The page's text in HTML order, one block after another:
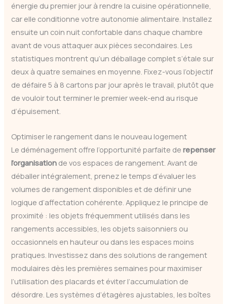
énergie du premier jour à rendre la cuisine opérationnelle,
car elle conditionne votre autonomie alimentaire. Installez
ensuite un coin nuit confortable dans chaque chambre
avant de vous attaquer aux pièces secondaires. Les
statistiques montrent qu’un déballage complet s’étale sur
deux à quatre semaines en moyenne. Fixez-vous l’objectif
de défaire 5 à 8 cartons par jour après le travail, plutôt que
de vouloir tout terminer le premier week-end au risque
d’épuisement.
Optimiser le rangement dans le nouveau logement
Le déménagement offre l’opportunité parfaite derepenser
l’organisation de vos espaces de rangement. Avant de
déballer intégralement, prenez le temps d’évaluer les
volumes de rangement disponibles et de définir une
logique d’affectation cohérente. Appliquez le principe de
proximité : les objets fréquemment utilisés dans les
rangements accessibles, les objets saisonniers ou
occasionnels en hauteur ou dans les espaces moins
pratiques. Investissez dans des solutions de rangement
modulaires dès les premières semaines pour maximiser
l’utilisation des placards et éviter l’accumulation de
désordre. Les systèmes d’étagères ajustables, les boîtes